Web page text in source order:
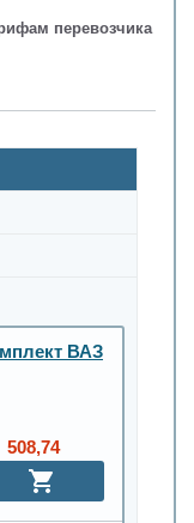
перевозчика
ВАЗ
508,74